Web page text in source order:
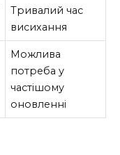
Тривалий час
висихання
Можлива
потреба у
частішому
оновленні